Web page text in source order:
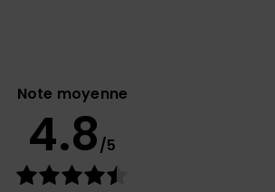
Note moyenne
4.8/5